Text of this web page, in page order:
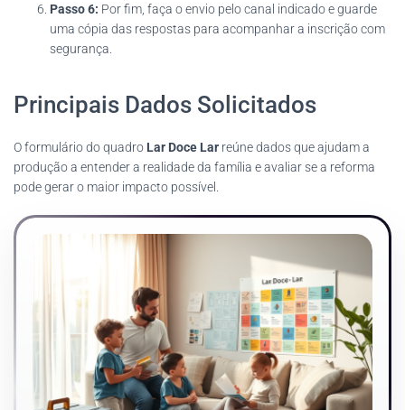
Passo 6: Por fim, faça o envio pelo canal indicado e guarde
uma cópia das respostas para acompanhar a inscrição com
segurança.
Principais Dados Solicitados
O formulário do quadro Lar Doce Lar reúne dados que ajudam a
produção a entender a realidade da família e avaliar se a reforma
pode gerar o maior impacto possível.